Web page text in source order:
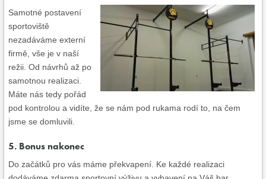
Samotné postavení
sportoviště
nezadáváme externí
firmě, vše je v naší
režii. Od návrhů až po
samotnou realizaci.
Máte nás tedy pořád
pod kontrolou a vidíte, že se nám pod rukama rodí to, na čem
jsme se domluvili.
5. Bonus nakonec
Do začátků pro vás máme překvapení. Ke každé realizaci